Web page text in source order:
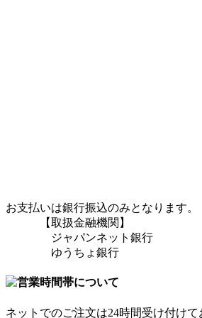
お支払いは銀行振込のみとなります。
【取扱金融機関】
ジャパンネット銀行
ゆうちょ銀行
ネットでのご注文は24時間受け付けて